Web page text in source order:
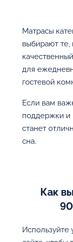
Матрасы
выбирают те,
для
гостевой
Если вам
поддержки и
станет
сна.
Как
Используйте